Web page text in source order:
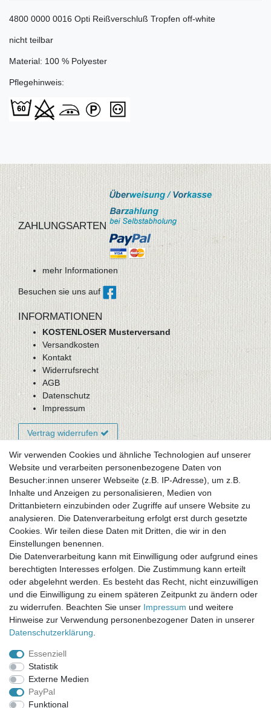
4800 0000 0016 Opti Reißverschluß Tropfen off-white
nicht teilbar
Material: 100 % Polyester
Pflegehinweis:
ZAHLUNGSARTEN
mehr Informationen
Besuchen sie uns auf
INFORMATIONEN
KOSTENLOSER Musterversand
Versandkosten
Kontakt
Widerrufsrecht
AGB
Datenschutz
Impressum
Vertrag widerrufen
Newsletter-Anmeldung
FAQ / Fragen
Mein Warenkorb
Mein Merkzettel
Mein Konto
UNSER LADENGESCHÄFT
Gottlieb-Daimler-Str. 10
33334 Gütersloh
ÖFFNUNGSZEITEN
Montag - Dienstag: 8.00 - 18.00 Uhr, Mittwoch Ruhetag,
Donnerstag: 8.00 - 18.00 Uhr, Freitag 8.00 - 14.00 Uhr
KUNDENSERVICE
Telefon: (05241) 403 22 38
E-Mail: info@stoffamstueck.de
Wir verwenden Cookies und ähnliche Technologien auf unserer
Website und verarbeiten personenbezogene Daten von
Besucher:innen unserer Webseite (z.B. IP-Adresse), um z.B.
Inhalte und Anzeigen zu personalisieren, Medien von
Drittanbietern einzubinden oder Zugriffe auf unsere Website zu
analysieren. Die Datenverarbeitung erfolgt erst durch gesetzte
Cookies. Wir teilen diese Daten mit Dritten, die wir in den
Einstellungen benennen.
Die Datenverarbeitung kann mit Einwilligung oder aufgrund eines
berechtigten Interesses erfolgen. Die Zustimmung kann erteilt
oder abgelehnt werden. Es besteht das Recht, nicht einzuwilligen
und die Einwilligung zu einem späteren Zeitpunkt zu ändern oder
zu widerrufen. Beachten Sie unser Impressum und weitere
Hinweise zur Verwendung personenbezogener Daten in unserer
Daten­schutz­erklärung
Essenziell
Statistik
Externe Medien
PayPal
Funktional